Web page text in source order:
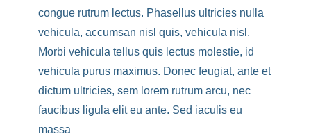
congue rutrum lectus. Phasellus ultricies nulla
vehicula, accumsan nisl quis, vehicula nisl.
Morbi vehicula tellus quis lectus molestie, id
vehicula purus maximus. Donec feugiat, ante et
dictum ultricies, sem lorem rutrum arcu, nec
faucibus ligula elit eu ante. Sed iaculis eu
massa